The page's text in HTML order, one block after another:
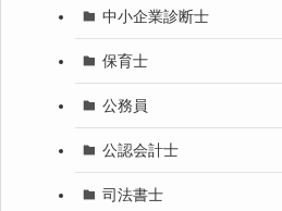
中小企業診断士
保育士
公務員
公認会計士
司法書士